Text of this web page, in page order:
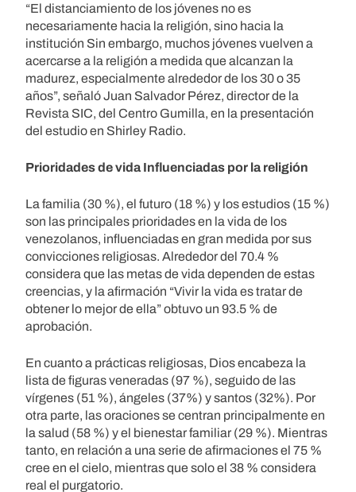
“El distanciamiento de los jóvenes no es
necesariamente hacia la religión, sino hacia la
institución Sin embargo, muchos jóvenes vuelven a
acercarse a la religión a medida que alcanzan la
madurez, especialmente alrededor de los 30 o 35
años”, señaló Juan Salvador Pérez, director de la
Revista SIC, del Centro Gumilla, en la presentación
del estudio en Shirley Radio.
Prioridades de vida Influenciadas por la religión
La familia (30 %), el futuro (18 %) y los estudios (15 %)
son las principales prioridades en la vida de los
venezolanos, influenciadas en gran medida por sus
convicciones religiosas. Alrededor del 70.4 %
considera que las metas de vida dependen de estas
creencias, y la afirmación “Vivir la vida es tratar de
obtener lo mejor de ella” obtuvo un 93.5 % de
aprobación.
En cuanto a prácticas religiosas, Dios encabeza la
lista de figuras veneradas (97 %), seguido de las
vírgenes (51 %), ángeles (37%) y santos (32%). Por
otra parte, las oraciones se centran principalmente en
la salud (58 %) y el bienestar familiar (29 %). Mientras
tanto, en relación a una serie de afirmaciones el 75 %
cree en el cielo, mientras que solo el 38 % considera
real el purgatorio.